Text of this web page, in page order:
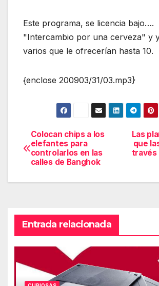
Este programa, se licencia bajo….
"Intercambio por una cerveza" y
varios que le ofrecerían hasta 10.
{enclose 200903/31/03.mp3}
Navegación
de
entradas
Las
que
través
Colocan chips a los
elefantes para
controlarlos en las
calles de Banghok
Entrada relacionada